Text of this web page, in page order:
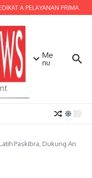
A PELAYANAN PRIMA,
Me
nu
Paskibra, Dukung An